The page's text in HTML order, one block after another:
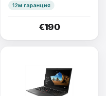
12м гаранция
€190